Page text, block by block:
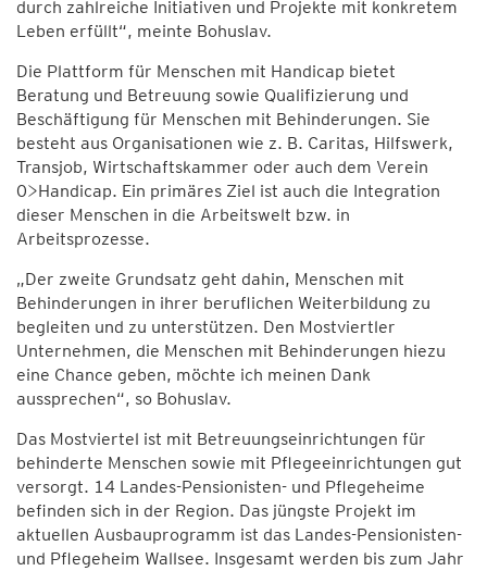
durch zahlreiche Initiativen und Projekte mit konkretem
Leben erfüllt“, meinte Bohuslav.
Die Plattform für Menschen mit Handicap bietet
Beratung und Betreuung sowie Qualifizierung und
Beschäftigung für Menschen mit Behinderungen. Sie
besteht aus Organisationen wie z. B. Caritas, Hilfswerk,
Transjob, Wirtschaftskammer oder auch dem Verein
0>Handicap. Ein primäres Ziel ist auch die Integration
dieser Menschen in die Arbeitswelt bzw. in
Arbeitsprozesse.
„Der zweite Grundsatz geht dahin, Menschen mit
Behinderungen in ihrer beruflichen Weiterbildung zu
begleiten und zu unterstützen. Den Mostviertler
Unternehmen, die Menschen mit Behinderungen hiezu
eine Chance geben, möchte ich meinen Dank
aussprechen“, so Bohuslav.
Das Mostviertel ist mit Betreuungseinrichtungen für
behinderte Menschen sowie mit Pflegeeinrichtungen gut
versorgt. 14 Landes-Pensionisten- und Pflegeheime
befinden sich in der Region. Das jüngste Projekt im
aktuellen Ausbauprogramm ist das Landes-Pensionisten-
und Pflegeheim Wallsee. Insgesamt werden bis zum Jahr